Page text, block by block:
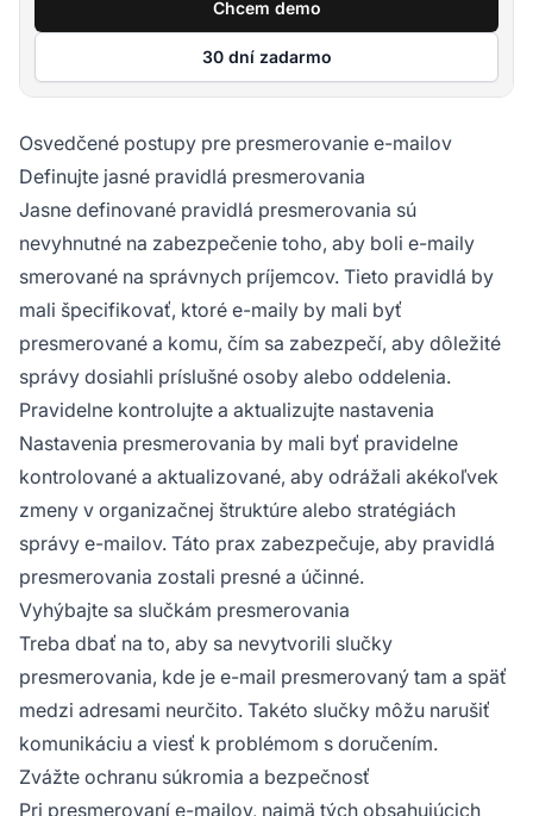
Chcem demo
30 dní zadarmo
Osvedčené postupy pre presmerovanie e-mailov
Definujte jasné pravidlá presmerovania
Jasne definované pravidlá presmerovania sú
nevyhnutné na zabezpečenie toho, aby boli e-maily
smerované na správnych príjemcov. Tieto pravidlá by
mali špecifikovať, ktoré e-maily by mali byť
presmerované a komu, čím sa zabezpečí, aby dôležité
správy dosiahli príslušné osoby alebo oddelenia.
Pravidelne kontrolujte a aktualizujte nastavenia
Nastavenia presmerovania by mali byť pravidelne
kontrolované a aktualizované, aby odrážali akékoľvek
zmeny v organizačnej štruktúre alebo stratégiách
správy e-mailov. Táto prax zabezpečuje, aby pravidlá
presmerovania zostali presné a účinné.
Vyhýbajte sa slučkám presmerovania
Treba dbať na to, aby sa nevytvorili slučky
presmerovania, kde je e-mail presmerovaný tam a späť
medzi adresami neurčito. Takéto slučky môžu narušiť
komunikáciu a viesť k problémom s doručením.
Zvážte ochranu súkromia a bezpečnosť
Pri presmerovaní e-mailov, najmä tých obsahujúcich